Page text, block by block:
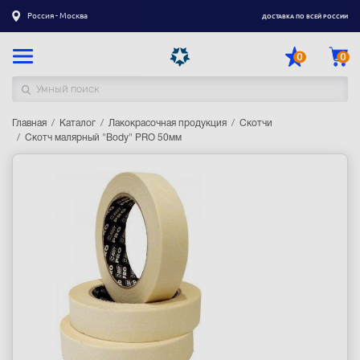
Россия - Москва ДОСТАВКА ПО ВСЕЙ РОССИИ
0 0
Каталог товаров
Оптовым и корпоративным клиентам
Главная Каталог Лакокрасочная продукция
Скотчи
Скотч малярный "Body" PRO 50мм